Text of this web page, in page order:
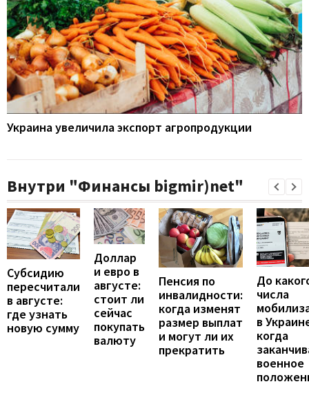
Украина увеличила экспорт агропродукции
Внутри "Финансы bigmir)net"
Субсидию
пересчитали
в августе:
где узнать
новую сумму
Доллар
и евро в
августе:
стоит ли
сейчас
покупать
валюту
Пенсия по
инвалидности:
когда изменят
размер выплат
и могут ли их
прекратить
До
числа
в
когда
военное